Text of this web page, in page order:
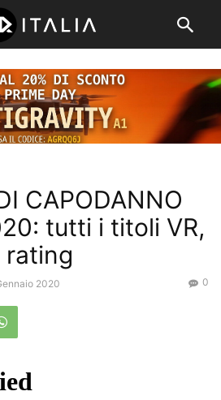
CAPODANNO
tutti i titoli VR,
rating
2020 0